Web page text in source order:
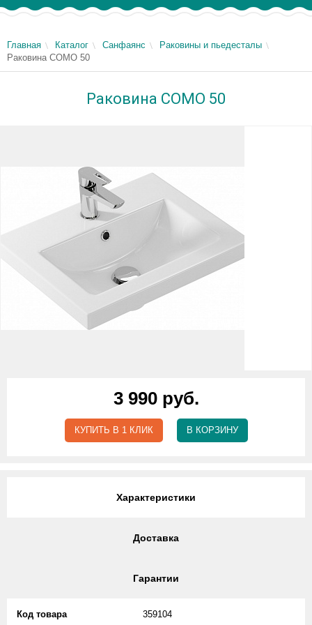
Главная Каталог Санфаянс
Раковины и пьедесталы
Раковина COMO 50
Раковина COMO 50
3 990 руб.
КУПИТЬ В 1 КЛИК В КОРЗИНУ
Характеристики
Доставка
Гарантии
Код товара
359104